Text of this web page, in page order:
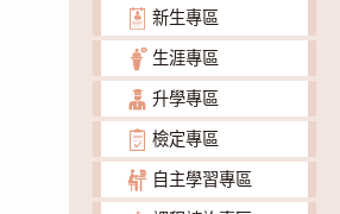
新生專區
生涯專區
升學專區
檢定專區
自主學習專區